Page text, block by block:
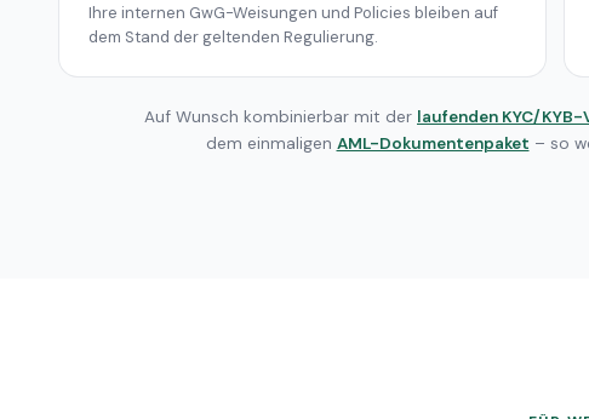
Ihre internen GwG-Weisungen und Policies bleiben auf
dem Stand der geltenden Regulierung.
Auf Wunsch kombinierbar mit der laufenden KYC/
dem einmaligen AML-Dokumentenpaket – so